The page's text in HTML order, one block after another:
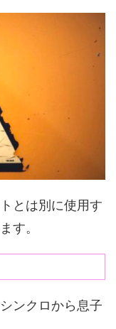
とは別に使用す
す。
ンクロから息子